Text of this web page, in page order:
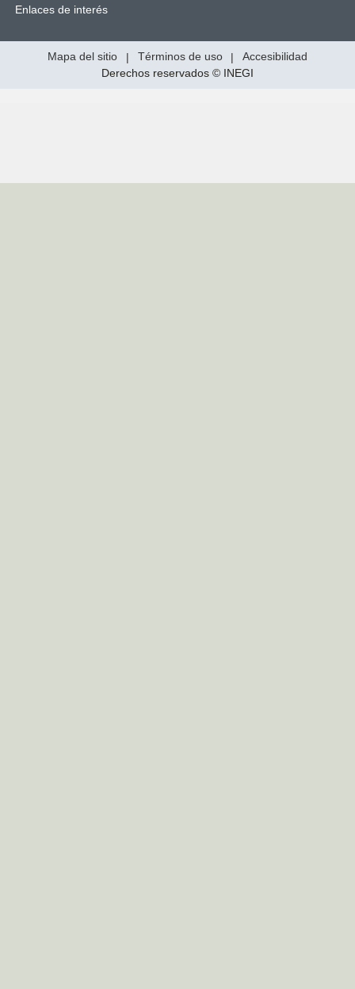
Enlaces de interés
Mapa del sitio | Términos de uso |
Accesibilidad
Derechos reservados © INEGI